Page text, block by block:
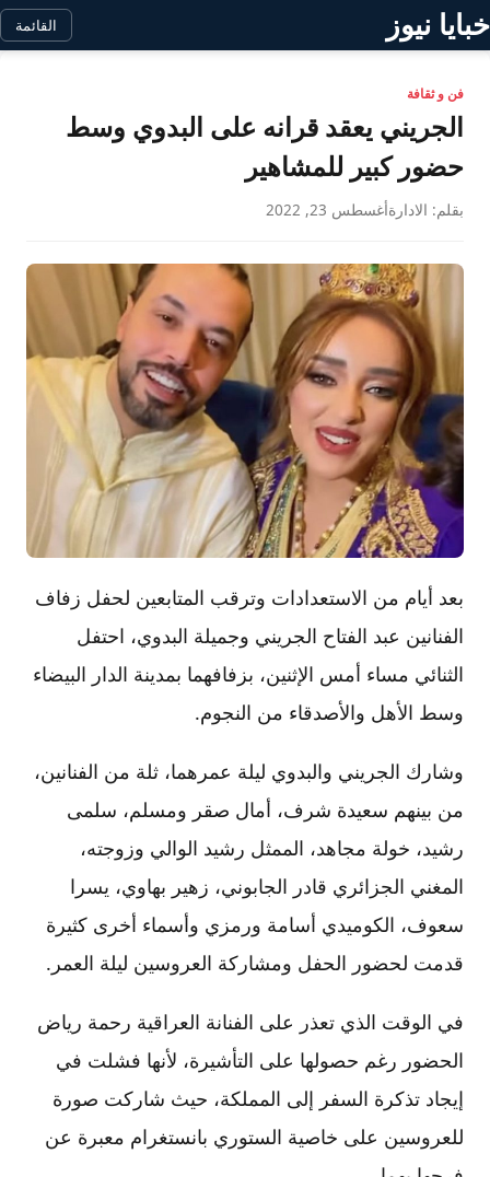
خبايا نيوز القائمة
فن و ثقافة
الجريني يعقد قرانه على البدوي وسط
حضور كبير للمشاهير
بقلم: الادارةأغسطس 23, 2022
بعد أيام من الاستعدادات وترقب المتابعين لحفل زفاف
الفنانين عبد الفتاح الجريني وجميلة البدوي، احتفل
الثنائي مساء أمس الإثنين، بزفافهما بمدينة الدار البيضاء
وسط الأهل والأصدقاء من النجوم.
وشارك الجريني والبدوي ليلة عمرهما، ثلة من الفنانين،
من بينهم سعيدة شرف، أمال صقر ومسلم، سلمى
رشيد، خولة مجاهد، الممثل رشيد الوالي وزوجته،
المغني الجزائري قادر الجابوني، زهير بهاوي، يسرا
سعوف، الكوميدي أسامة ورمزي وأسماء أخرى كثيرة
قدمت لحضور الحفل ومشاركة العروسين ليلة العمر.
في الوقت الذي تعذر على الفنانة العراقية رحمة رياض
الحضور رغم حصولها على التأشيرة، لأنها فشلت في
إيجاد تذكرة السفر إلى المملكة، حيث شاركت صورة
للعروسين على خاصية الستوري بانستغرام معبرة عن